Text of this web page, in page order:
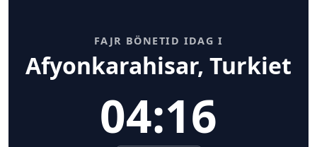
FAJR BÖNETID IDAG I
Afyonkarahisar, Turkiet
04:16